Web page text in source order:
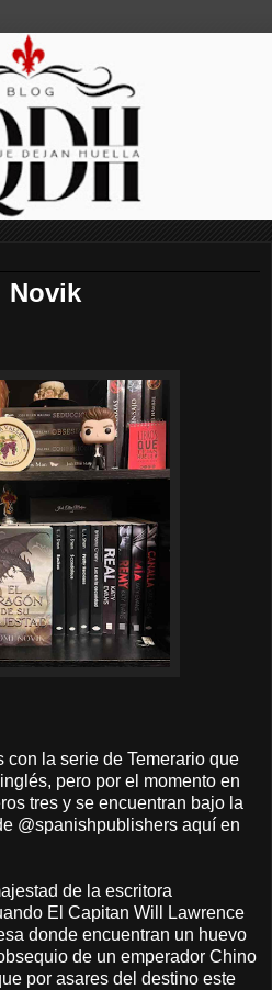
Novik
con la serie de Temerario que
pero por el momento en
tres y se encuentran bajo la
@spanishpublishers aquí en
de la escritora
El Capitan Will Lawrence
donde encuentran un huevo
de un emperador Chino
por asares del destino este